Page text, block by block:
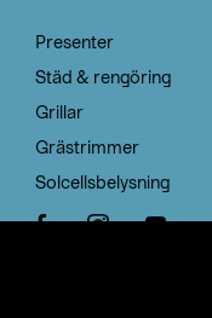
Presenter
Städ & rengöring
Grillar
Grästrimmer
Solcellsbelysning